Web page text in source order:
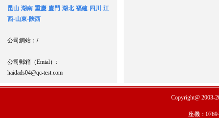
昆山-湖南-重慶-廈門-湖北-福建-四川-江
西-山東-陝西
公司網站： /
公司郵箱（Emial）:
haidads04@qc-test.com
Copyright@ 2003-
座機：